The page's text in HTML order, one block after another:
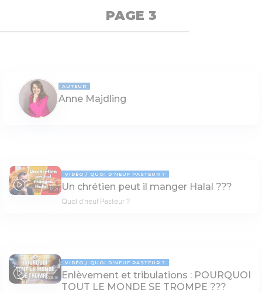
PAGE 3
AUTEUR
Anne Majdling
17:21
VIDÉO QUOI D'NEUF PASTEUR ?
Un chrétien peut il manger Halal ???
Quoi d'neuf Pasteur ?
78:19
VIDÉO QUOI D'NEUF PASTEUR ?
Enlèvement et tribulations : POURQUOI
TOUT LE MONDE SE TROMPE ???